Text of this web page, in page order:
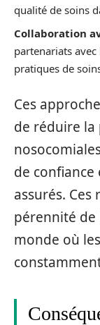
qualité de soins
Collaboration
partenariats
pratiques de
Ces
de réduire la
de
assurés.
pérennité de
monde où